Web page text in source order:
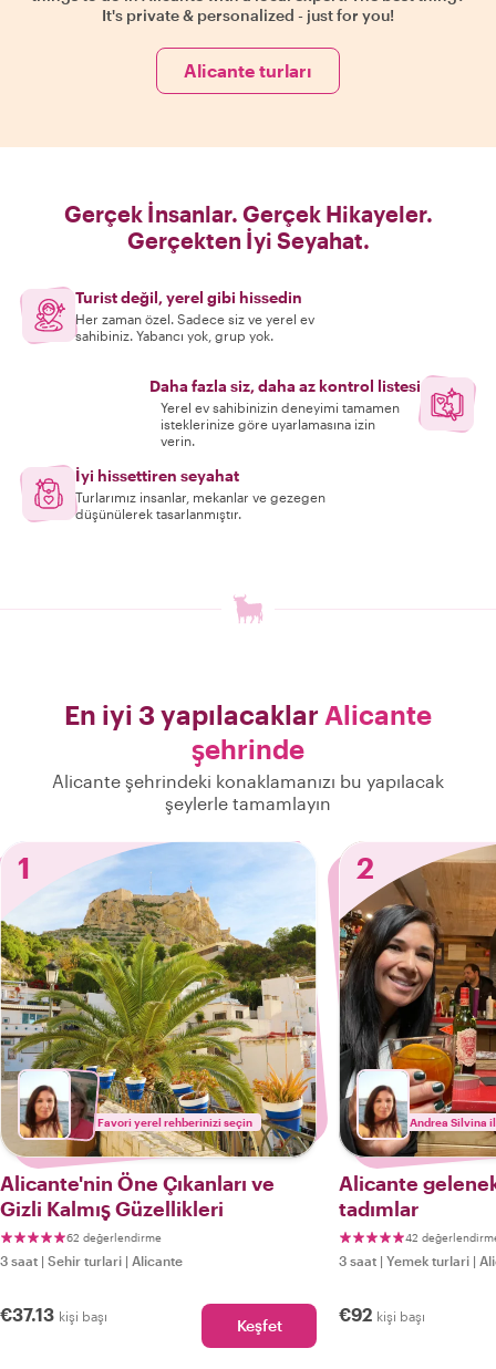
It's private & personalized - just for you!
Alicante turları
Gerçek İnsanlar. Gerçek Hikayeler.
Gerçekten İyi Seyahat.
Turist değil, yerel gibi hissedin
Her zaman özel. Sadece siz ve yerel ev
sahibiniz. Yabancı yok, grup yok.
Daha fazla siz, daha az kontrol listesi
Yerel ev sahibinizin deneyimi tamamen
isteklerinize göre uyarlamasına izin
verin.
İyi hissettiren seyahat
Turlarımız insanlar, mekanlar ve gezegen
düşünülerek tasarlanmıştır.
En iyi 3 yapılacaklar Alicante
şehrinde
Alicante şehrindeki konaklamanızı bu yapılacak
şeylerle tamamlayın
1
Favori yerel rehberinizi seçin
Alicante'nin Öne Çıkanları ve
Gizli Kalmış Güzellikleri
62 değerlendirme
3 saat | Sehir turlari | Alicante
€37.13 kişi başı Keşfet
2
Andrea Silvina
Alicante
tadımlar
42
3 saat | Yemek turlari |
€92 kişi başı